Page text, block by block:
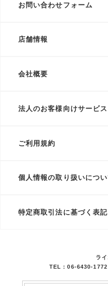
お問い合わせフォーム
店舗情報
会社概要
法人のお客様向けサービス
ご利用規約
個人情報の取り扱いについ
特定商取引法に基づく表記
ラ
TEL：06-6430-